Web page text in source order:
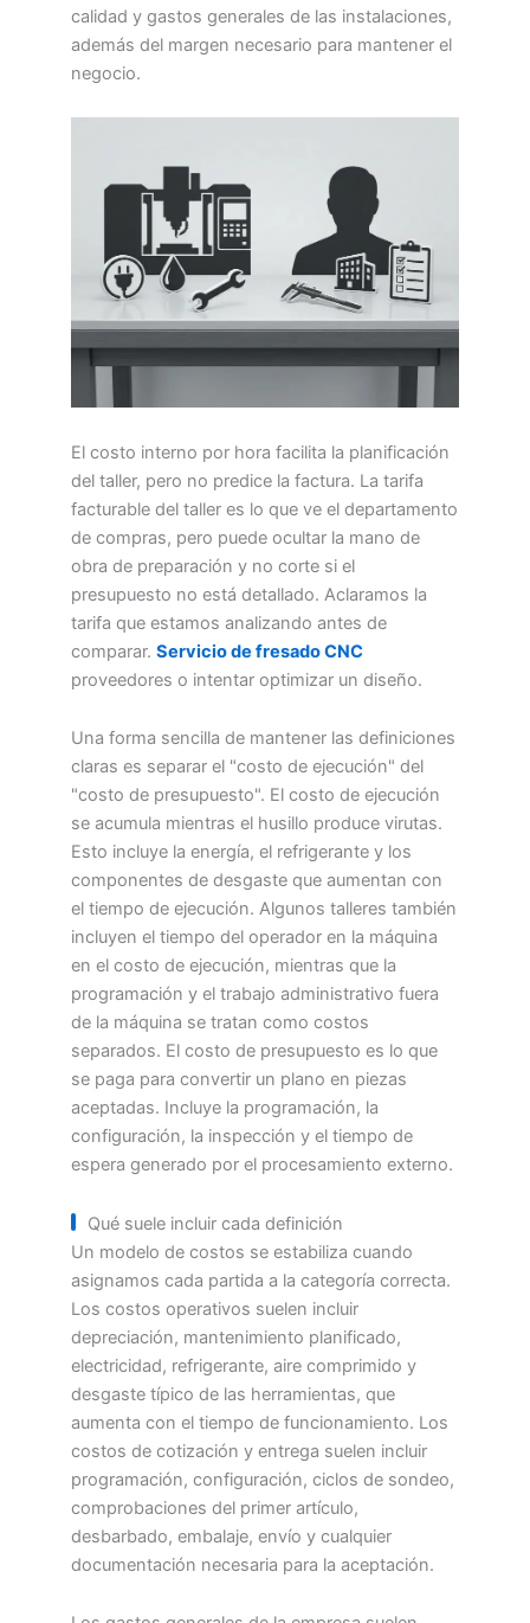
calidad y gastos generales de las instalaciones,
además del margen necesario para mantener el
negocio.
El costo interno por hora facilita la planificación
del taller, pero no predice la factura. La tarifa
facturable del taller es lo que ve el departamento
de compras, pero puede ocultar la mano de
obra de preparación y no corte si el
presupuesto no está detallado. Aclaramos la
tarifa que estamos analizando antes de
comparar. Servicio de fresado CNC
proveedores o intentar optimizar un diseño.
Una forma sencilla de mantener las definiciones
claras es separar el "costo de ejecución" del
"costo de presupuesto". El costo de ejecución
se acumula mientras el husillo produce virutas.
Esto incluye la energía, el refrigerante y los
componentes de desgaste que aumentan con
el tiempo de ejecución. Algunos talleres también
incluyen el tiempo del operador en la máquina
en el costo de ejecución, mientras que la
programación y el trabajo administrativo fuera
de la máquina se tratan como costos
separados. El costo de presupuesto es lo que
se paga para convertir un plano en piezas
aceptadas. Incluye la programación, la
configuración, la inspección y el tiempo de
espera generado por el procesamiento externo.
Qué suele incluir cada definición
Un modelo de costos se estabiliza cuando
asignamos cada partida a la categoría correcta.
Los costos operativos suelen incluir
depreciación, mantenimiento planificado,
electricidad, refrigerante, aire comprimido y
desgaste típico de las herramientas, que
aumenta con el tiempo de funcionamiento. Los
costos de cotización y entrega suelen incluir
programación, configuración, ciclos de sondeo,
comprobaciones del primer artículo,
desbarbado, embalaje, envío y cualquier
documentación necesaria para la aceptación.